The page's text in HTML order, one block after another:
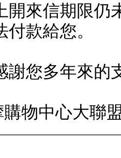
開來信期限仍
款給您。
謝您多年來的
購物中心大